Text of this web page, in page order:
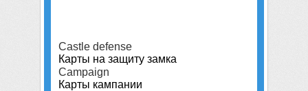
Castle defense
Карты на защиту замка
Campaign
Карты кампании